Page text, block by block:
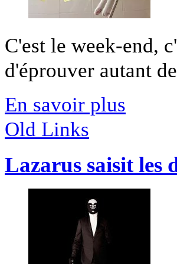
C'est le week-end,
d'éprouver autant
En savoir plus
Old Links
Lazarus saisit les